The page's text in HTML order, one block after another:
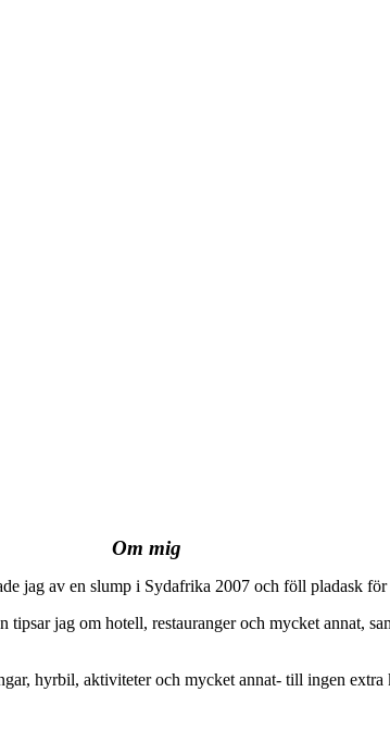
Om mig
jag av en slump i Sydafrika 2007 och föll pladask för
tipsar jag om hotell, restauranger och mycket annat,
hyrbil, aktiviteter och mycket annat- till ingen extra